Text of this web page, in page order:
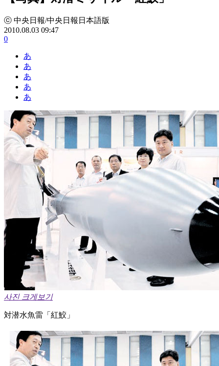
ⓒ 中央日報/中央日報日本語版
2010.08.03 09:47
0
あ
あ
あ
あ
あ
사진 크게보기
対潜水魚雷「紅鮫」